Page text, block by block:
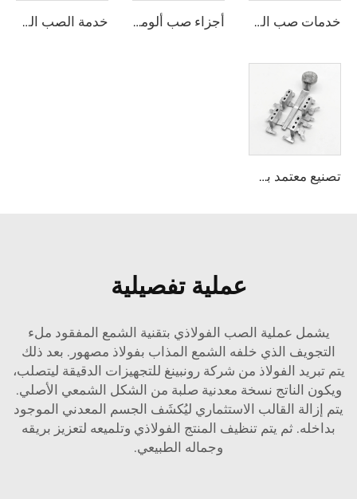
أجزاء صب ألومنيوم A356 مخصصة، صب سبائك الألومنيوم المخصصة
تصنيع معتمد بشهادة ISO9001 لخدمات الصب الدقيق حسب المواصفات بدقة عالية باستخدام الفولاذ المقاوم للصدأ 304 و316
عملية تفصيلية
يشمل عملية الصب الفولاذي بتقنية الشمع المفقود ملء
التجويف الذي خلفه الشمع المذاب بفولاذ مصهور. بعد ذلك
يتم تبريد الفولاذ من شركة رونبينغ للتجهيزات الدقيقة ليتصلب،
ويكون الناتج نسخة معدنية صلبة من الشكل الشمعي الأصلي.
يتم إزالة القالب الاستثماري ليُكشَف الجسم المعدني الموجود
بداخله. ثم يتم تنظيف المنتج الفولاذي وتلميعه لتعزيز بريقه
وجماله الطبيعي.